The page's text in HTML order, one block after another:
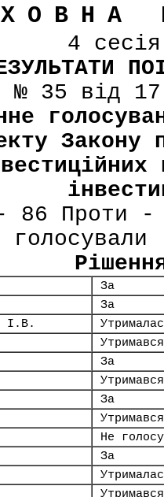
4
№ 35 від
Закону
86 Проти -
За
За
І.В.
Утримався
За
Утримався
За
Утримався
Не
За
Утримався